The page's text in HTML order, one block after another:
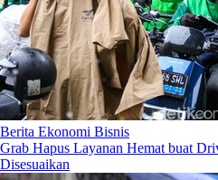
Berita Ekonomi Bisnis
Grab Hapus Layanan Hemat buat
Disesuaikan